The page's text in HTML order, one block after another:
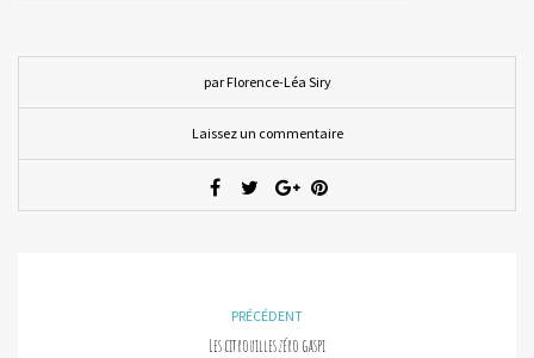
par Florence-Léa Siry
Laissez un commentaire
PRÉCÉDENT
Les citrouilles zéro gaspi